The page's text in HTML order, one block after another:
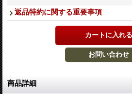
返品特約に関する重要事項
商品詳細